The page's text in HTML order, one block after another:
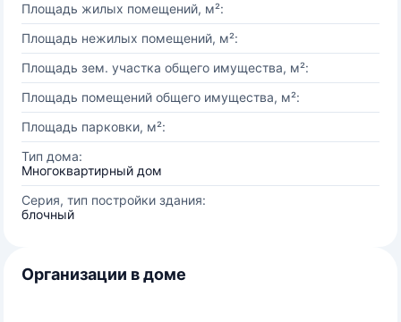
Площадь жилых помещений, м²:
Площадь нежилых помещений, м²:
Площадь зем. участка общего имущества, м²:
Площадь помещений общего имущества, м²:
Площадь парковки, м²:
Тип дома:
Многоквартирный дом
Серия, тип постройки здания:
блочный
Организации в доме